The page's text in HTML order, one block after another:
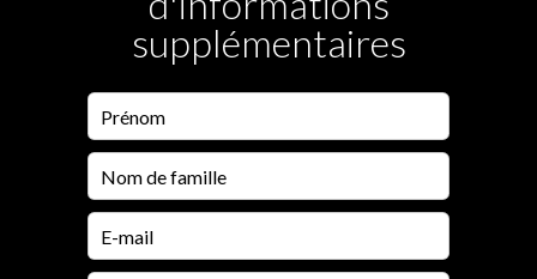
supplémentaires